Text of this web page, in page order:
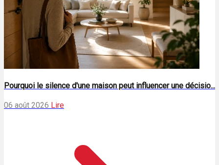
Pourquoi le silence d'une maison peut influencer une décisio...
06 août 2026 Lire